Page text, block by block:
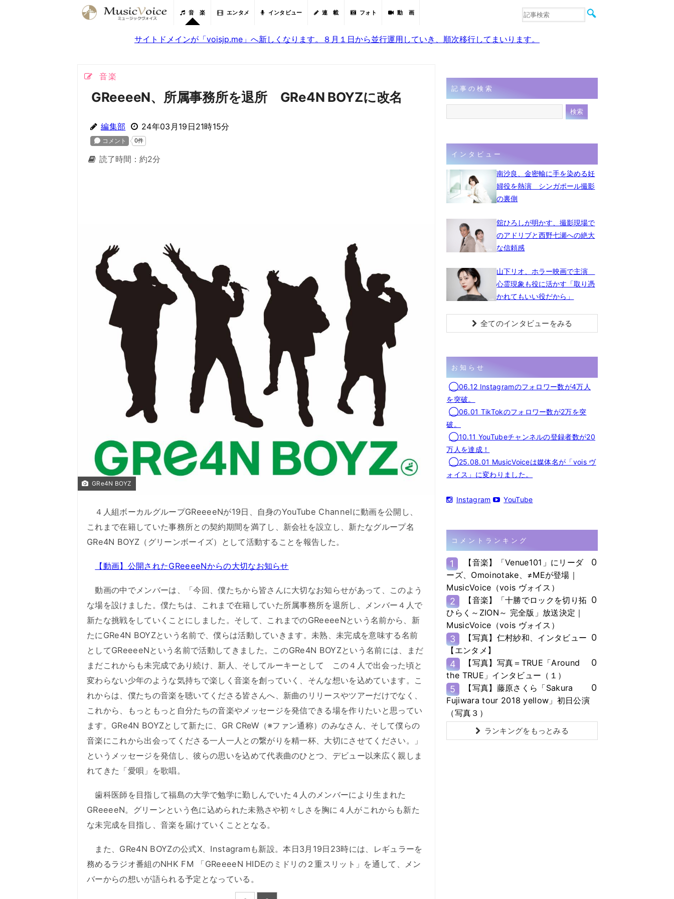
音 楽 エンタメ インタビュー 連 載 フォト 動 画
音楽
サイトドメインが「voisjp.me」へ新しくなります。８月１日から並行運用していき、順次移行してまいります。
音楽
GReeeeN、所属事務所を退所 GRe4N BOYZに改名
編集部 24年03月19日21時15分
読了時間：約2分
GRe4N BOYZ
４人組ボーカルグループGReeeeNが19日、自身のYouTube Channelに動画を公開し、
これまで在籍していた事務所との契約期間を満了し、新会社を設立し、新たなグループ名
GRe4N BOYZ（グリーンボーイズ）として活動することを報告した。
【動画】公開されたGReeeeNからの大切なお知らせ
動画の中でメンバーは、「今回、僕たちから皆さんに大切なお知らせがあって、このよう
な場を設けました。僕たちは、これまで在籍していた所属事務所を退所し、メンバー４人で
新たな挑戦をしていくことにしました。そして、これまでのGReeeeNという名前から、新
たにGRe4N BOYZという名前で、僕らは活動していきます。未熟、未完成を意味する名前
としてGReeeeNという名前で活動してきました。このGRe4N BOYZという名前には、まだ
まだこれからも未完成であり続け、新人、そしてルーキーとして この４人で出会った頃と
変わらない少年のような気持ちで楽しく音楽を創っていく、そんな想いを込めています。こ
れからは、僕たちの音楽を聴いてくださる皆さんへ、新曲のリリースやツアーだけでなく、
これから、もっともっと自分たちの音楽やメッセージを発信できる場を作りたいと思ってい
ます。GRe4N BOYZとして新たに、GR CReW（※ファン通称）のみなさん、そして僕らの
音楽にこれから出会ってくださる一人一人との繋がりを精一杯、大切にさせてください。」
というメッセージを発信し、彼らの思いを込めて代表曲のひとつ、デビュー以来広く親しま
れてきた「愛唄」を歌唱。
歯科医師を目指して福島の大学で勉学に勤しんでいた４人のメンバーにより生まれた
GReeeeN。グリーンという色に込められた未熟さや初々しさを胸に４人がこれからも新た
な未完成を目指し、音楽を届けていくこととなる。
また、GRe4N BOYZの公式X、Instagramも新設。本日3月19日23時には、レギュラーを
務めるラジオ番組のNHK FM 「GReeeeN HIDEのミドリの２重スリット」を通して、メン
バーからの想いが語られる予定となっている。
記事の検索
インタビュー
南沙良、金密輸に手を染める妊
婦役を熱演 シンガポール撮影
の裏側
舘ひろしが明かす、撮影現場で
のアドリブと西野七瀬への絶大
な信頼感
山下リオ、ホラー映画で主演
心霊現象も役に活かす「取り憑
かれてもいい役だから」
全てのインタビューをみる
お知らせ
◯06.12 Instagramのフォロワー数が4万人
を突破。
◯06.01 TikTokのフォロワー数が2万を突
破。
◯10.11 YouTubeチャンネルの登録者数が20
万人を達成！
◯25.08.01 MusicVoiceは媒体名が「vois ヴ
ォイス」に変わりました。
Instagram YouTube
コメントランキング
1
【音楽】「Venue101」にリーダ
ーズ、Omoinotake、≠MEが登場｜
MusicVoice（vois ヴォイス）
0
2
【音楽】「十勝でロックを切り拓
ひらく～ZION～ 完全版」放送決定｜
MusicVoice（vois ヴォイス）
0
3
【写真】仁村紗和、インタビュー
【エンタメ】
0
4
【写真】写真＝TRUE「Around
the TRUE」インタビュー（１）
0
5
【写真】藤原さくら「Sakura
Fujiwara tour 2018 yellow」初日公演
（写真３）
0
ランキングをもっとみる